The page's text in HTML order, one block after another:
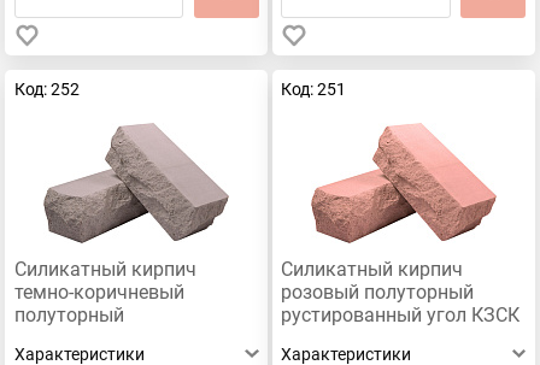
Код: 252
Силикатный кирпич
темно-коричневый
полуторный
Характеристики
Код: 251
Силикатный кирпич
розовый полуторный
рустированный угол КЗСК
Характеристики